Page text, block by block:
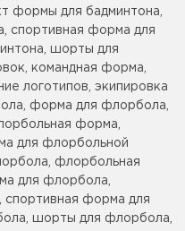
формы для бадминтона,
спортивная форма для
шорты для
командная форма,
логотипов, экипировка
форма для флорбола,
форма,
для флорбольной
флорбольная
для флорбола,
форма для
шорты для флорбола,